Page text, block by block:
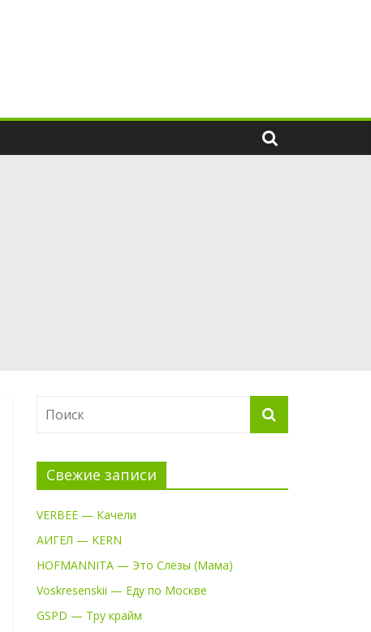
Свежие записи
VERBEE — Качели
АИГЕЛ — KERN
HOFMANNITA — Это Слёзы (Мама)
Voskresenskii — Еду по Москве
GSPD — Тру крайм